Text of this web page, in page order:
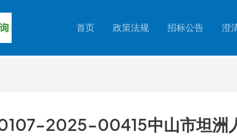
首页 政策法规 招标公告 澄
2025-00415中山市坦洲